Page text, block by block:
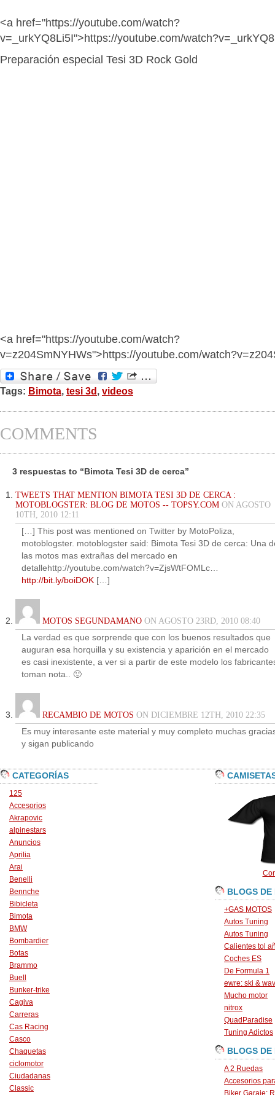
<a href="https://youtube.com/watch?
v=_urkYQ8Li5I">https://youtube.com/
Preparación especial Tesi 3D Rock Gold
<a href="https://youtube.com/watch?
v=z204SmNYHWs">https://youtube.com/
Tags: Bimota, tesi 3d, videos
COMMENTS
3 respuestas to “Bimota Tesi 3D de cerca”
TWEETS THAT MENTION BIMOTA TESI 3D DE CERCA :
MOTOBLOGSTER: BLOG DE MOTOS -- TOPSY.COM ON AGOSTO
10TH, 2010 12:11
[…] This post was mentioned on Twitter by MotoPoliza,
motoblogster. motoblogster said: Bimota Tesi 3D de cerca: Una
las motos mas extrañas del mercado en
detallehttp://youtube.com/watch?v=ZjsWtFOMLc…
http://bit.ly/boiDOK […]
MOTOS SEGUNDAMANO ON AGOSTO 23RD, 2010 08:40
La verdad es que sorprende que con los buenos resultados que
auguran esa horquilla y su existencia y aparición en el mercado
es casi inexistente, a ver si a partir de este modelo los
toman nota.. 🙂
RECAMBIO DE MOTOS ON DICIEMBRE 12TH, 2010 22:35
Es muy interesante este material y muy completo muchas
y sigan publicando
CATEGORÍAS
125
Accesorios
Akrapovic
alpinestars
Anuncios
Aprilia
Arai
Benelli
Bennche
Bibicleta
Bimota
BMW
Bombardier
Botas
Brammo
Buell
Bunker-trike
Cagiva
Carreras
Cas Racing
Casco
Chaquetas
ciclomotor
Ciudadanas
Classic
BLOGS DE
+GAS MOTOS
Autos Tuning
Autos Tuning
Calientes tol
Coches ES
De Formula 1
ewre: ski &
Mucho motor
nitrox
QuadParadise
Tuning Adictos
BLOGS DE
A 2 Ruedas
Accesorios
Biker Garaje: